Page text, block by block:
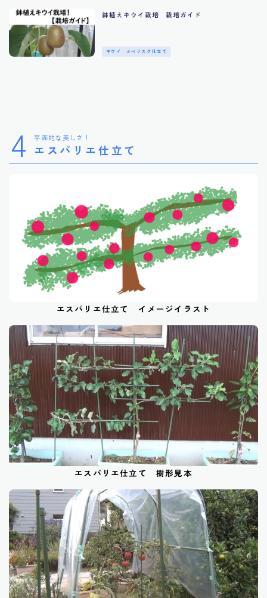
鉢植えキウイ栽培 栽培ガイド
キウイ オベリスク仕立て
4 平面的な美しさ！
エスパリエ仕立て
エスパリエ仕立て イメージイラスト
エスパリエ仕立て 樹形見本